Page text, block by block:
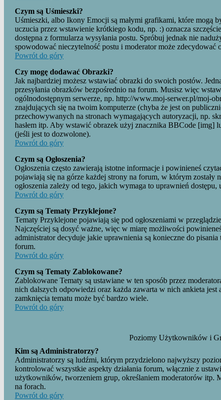
Czym są Uśmieszki?
Uśmieszki, albo Ikony Emocji są małymi grafikami, które mogą
uczucia przez wstawienie krótkiego kodu, np. :) oznacza
dostępna z formularza wysyłania postu. Spróbuj jednak nie
spowodować nieczytelność postu i moderator może zdecydować
Powrót do góry
Czy mogę dodawać Obrazki?
Jak najbardziej możesz wstawiać obrazki do swoich postów.
przesyłania obrazków bezpośrednio na forum. Musisz więc
ogólnodostępnym serwerze, np. http://www.moj-serwer.pl/moj-
znajdujących się na twoim komputerze (chyba że jest on
przechowywanych na stronach wymagających autoryzacji, np.
hasłem itp. Aby wstawić obrazek użyj znacznika BBCode [img]
(jeśli jest to dozwolone).
Powrót do góry
Czym są Ogłoszenia?
Ogłoszenia często zawierają istotne informacje i powinieneś
pojawiają się na górze każdej strony na forum, w którym zostały
ogłoszenia zależy od tego, jakich wymaga to uprawnień
Powrót do góry
Czym są Tematy Przyklejone?
Tematy Przyklejone pojawiają się pod ogłoszeniami w
Najczęściej są dosyć ważne, więc w miarę możliwości
administrator decyduje jakie uprawnienia są konieczne do
forum.
Powrót do góry
Czym są Tematy Zablokowane?
Zablokowane Tematy są ustawiane w ten sposób przez
nich dalszych odpowiedzi oraz każda zawarta w nich ankieta
zamknięcia tematu może być bardzo wiele.
Powrót do góry
Poziomy Użytkowników i
Kim są Administratorzy?
Administratorzy są ludźmi, którym przydzielono najwyższy
kontrolować wszystkie aspekty działania forum, włącznie z
użytkowników, tworzeniem grup, określaniem moderatorów itp.
na forach.
Powrót do góry